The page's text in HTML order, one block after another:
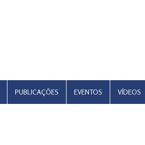
PUBLICAÇÕES EVENTOS VÍDEOS